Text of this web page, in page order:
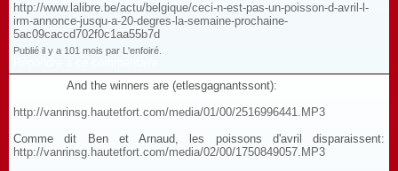
http://www.lalibre.be/actu/belgique/ceci-n-est-pas-un-poisson-d-avril-l-
irm-annonce-jusqu-a-20-degres-la-semaine-prochaine-
5ac09caccd702f0c1aa55b7d
Publié il y a 101 mois par L'enfoiré.
And the winners are (etlesgagnantssont):
http://vanrinsg.hautetfort.com/media/01/00/2516996441.MP3
Comme dit Ben et Arnaud, les poissons d'avril disparaissent:
http://vanrinsg.hautetfort.com/media/02/00/1750849057.MP3